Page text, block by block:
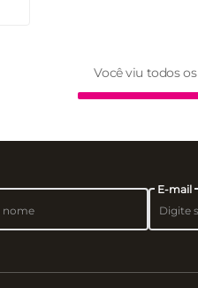
Você viu todos os
E-mail